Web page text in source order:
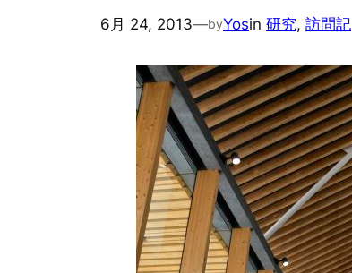
6月 24, 2013—byYosin 研究, 訪問記